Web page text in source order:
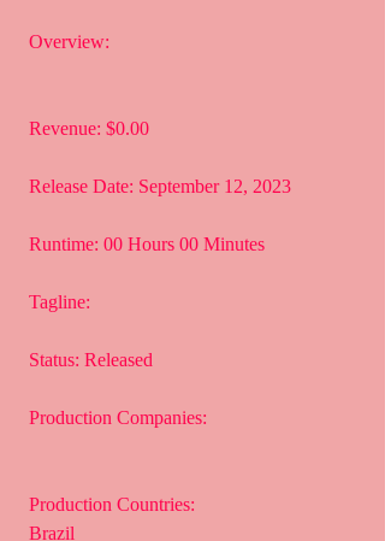
Overview:
Revenue: $0.00
Release Date: September 12, 2023
Runtime: 00 Hours 00 Minutes
Tagline:
Status: Released
Production Companies:
Production Countries:
Brazil